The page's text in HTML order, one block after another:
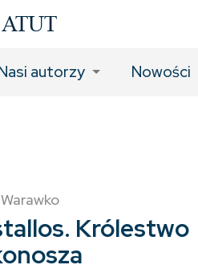
autorzy Nowości
Królestwo